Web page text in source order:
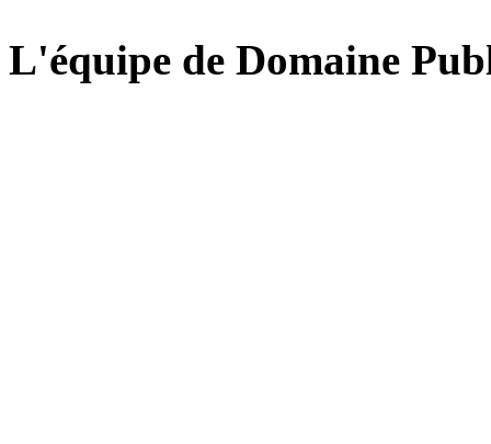
L'équipe de Domaine